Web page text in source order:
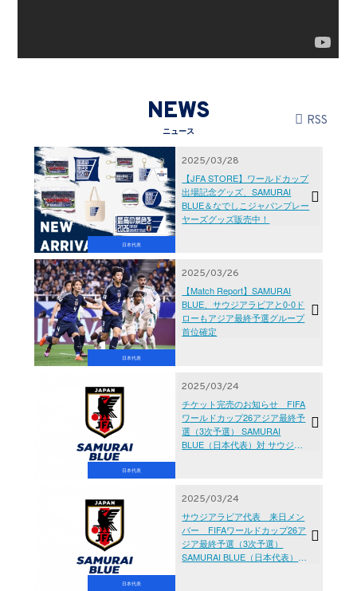
NEWS
ニュース
RSS
日本代表
2025/03/28
【JFA STORE】ワールドカップ
出場記念グッズ、SAMURAI
BLUE＆なでしこジャパンプレー
ヤーズグッズ販売中！
日本代表
2025/03/26
【Match Report】SAMURAI
BLUE、サウジアラビアと0-0ド
ローもアジア最終予選グループ
首位確定
日本代表
2025/03/24
チケット完売のお知らせ FIFA
ワールドカップ26アジア最終予
選（3次予選） SAMURAI
BLUE（日本代表）対 サウジア
日本代表
2025/03/24
サウジアラビア代表 来日メン
バー FIFAワールドカップ26ア
ジア最終予選（3次予選）
SAMURAI BLUE（日本代表）対